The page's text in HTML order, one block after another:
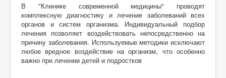
В "Клинике современной медицины" проводят
комплексную диагностику и лечение заболеваний всех
органов и систем организма. Индивидуальный подбор
лечения позволяет воздействовать непосредственно на
причину заболевания. Используемые методики исключают
любое вредное воздействие на организм, что особенно
важно при лечении детей и подростков